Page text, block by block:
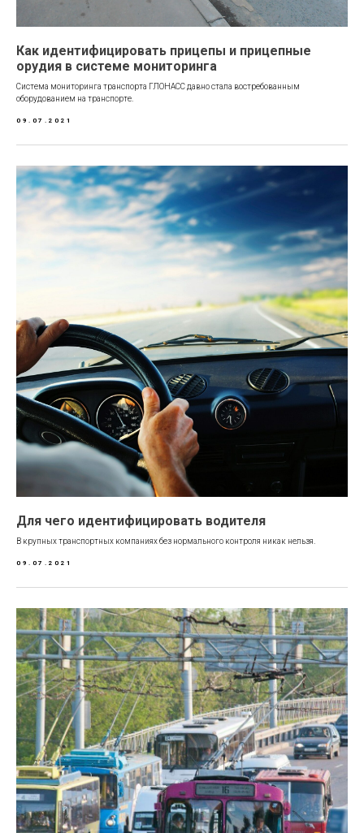
Как идентифицировать прицепы и прицепные
орудия в системе мониторинга
Система мониторинга транспорта ГЛОНАСС давно стала востребованным
оборудованием на транспорте.
09.07.2021
Для чего идентифицировать водителя
В крупных транспортных компаниях без нормального контроля никак нельзя.
09.07.2021